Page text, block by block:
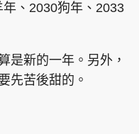
、2030狗年、2033
是新的一年。另外，
先苦後甜的。